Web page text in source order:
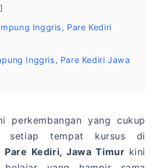
Inggris, Pare Kediri
Inggris, Pare Kediri Jawa
perkembangan yang cukup
setiap tempat kursus di
Pare Kediri, Jawa Timur kini